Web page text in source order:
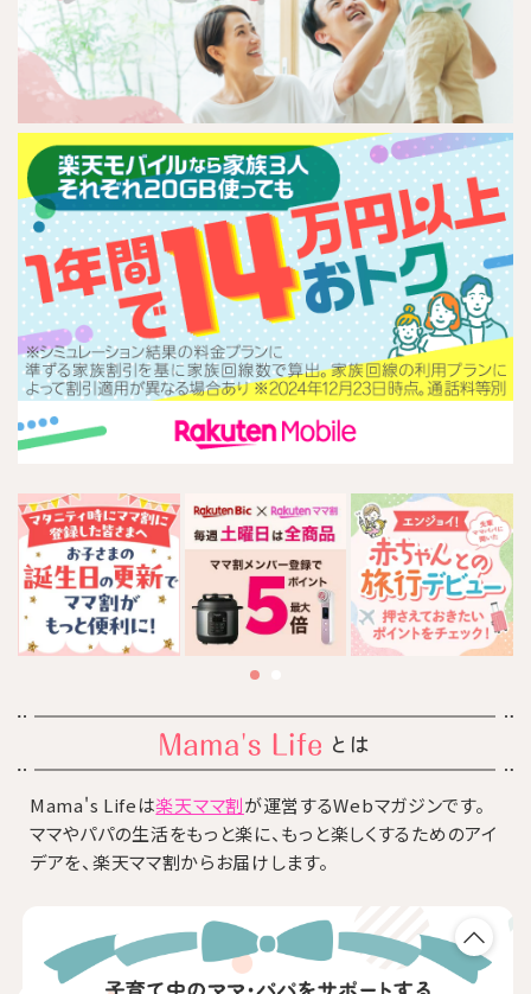
とは
Mama's Lifeは楽天ママ割が運営するWebマガジンです。
ママやパパの生活をもっと楽に、もっと楽しくするためのアイ
デアを、楽天ママ割からお届けします。